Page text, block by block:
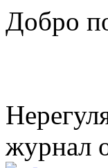
Добро
журнал